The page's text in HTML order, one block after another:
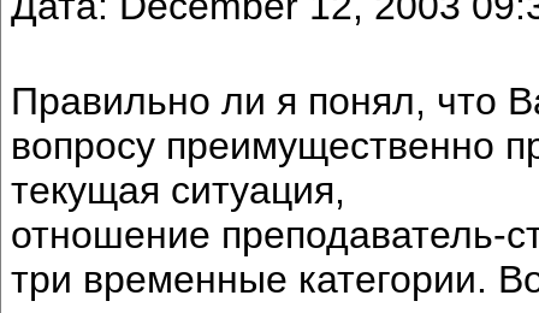
Правильно ли я понял, что
вопросу преимущественно
текущая ситуация,
отношение преподаватель-
три временные категории.